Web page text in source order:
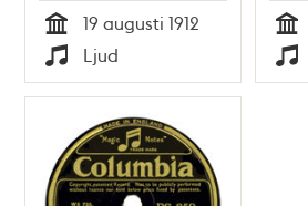
Tid
19 augusti 1912
Typ
Ljud Tid
Typ